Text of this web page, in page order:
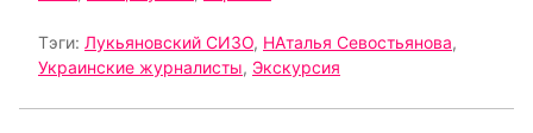
Тэги: Лукьяновский СИЗО, НАталья Севостьянова,
Украинские журналисты, Экскурсия